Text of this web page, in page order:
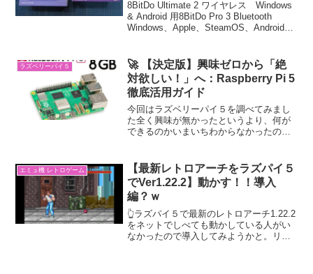
8BitDo Ultimate 2 ワイヤレス Windows
& Android 用8BitDo Pro 3 Bluetooth
Windows、Apple、SteamOS、Android用
ラズベリーパイ５
🚀 【決定版】興味ゼロから「絶
対欲しい！」へ：Raspberry Pi 5
徹底活用ガイド
今回はラズベリーパイ５を調べてみまし
た全く興味が無かったというより、何が
できるのかいまいちわからなかったの
ので、そういうことが出来るなら欲しい
かもって思って色々と...
エミュ機 レトロゲーム
【最新レトロアーチをラズパイ５
でVer1.22.2】動かす！！導入
編？ｗ
👆ラズパイ５で最新のレトロアーチ1.22.2
をネットでしべても動かしている人がい
なかったので導入してみようかと。リカ